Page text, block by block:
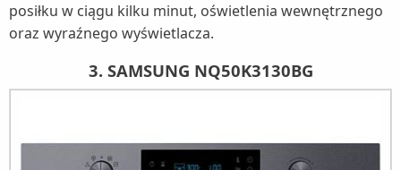
posiłku w ciągu kilku minut, oświetlenia wewnętrznego
oraz wyraźnego wyświetlacza.
3. SAMSUNG NQ50K3130BG